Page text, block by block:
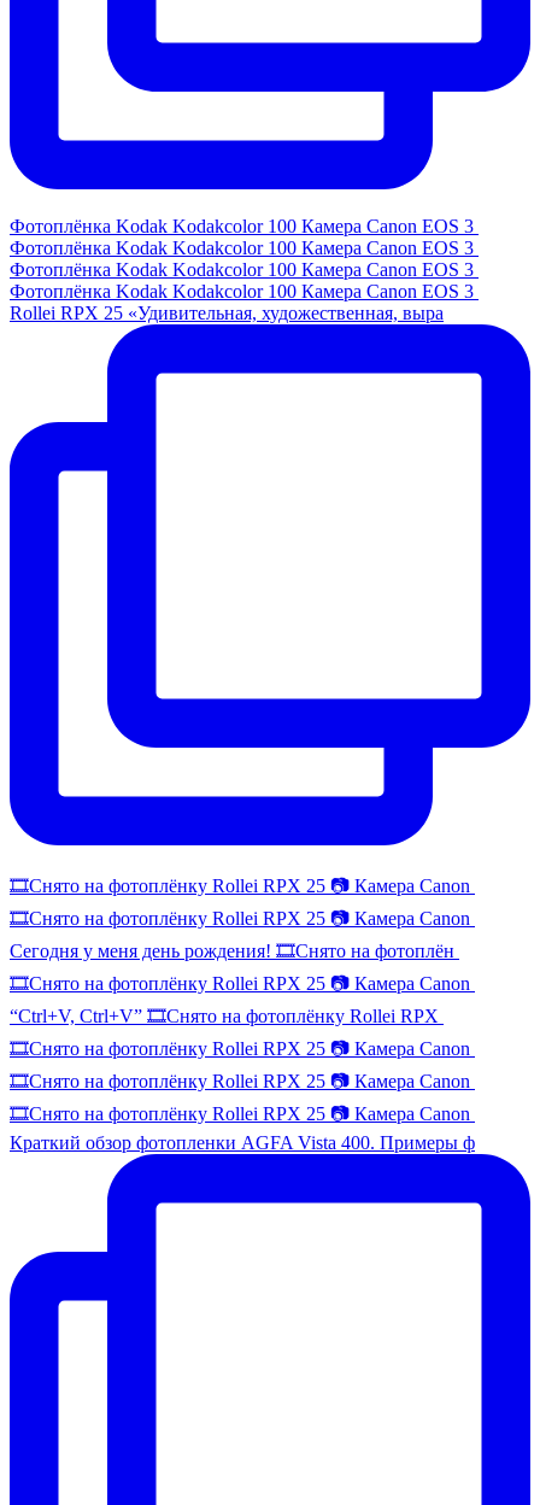
Фотоплёнка Kodak Kodakcolor 100 Камера Canon EOS 3
Фотоплёнка Kodak Kodakcolor 100 Камера Canon EOS 3
Фотоплёнка Kodak Kodakcolor 100 Камера Canon EOS 3
Фотоплёнка Kodak Kodakcolor 100 Камера Canon EOS 3
Rollei RPX 25 «Удивительная, художественная, выра
🎞️Снято на фотоплёнку Rollei RPX 25 📷 Камера Canon
🎞️Снято на фотоплёнку Rollei RPX 25 📷 Камера Canon
Сегодня у меня день рождения! 🎞️Снято на фотоплён
🎞️Снято на фотоплёнку Rollei RPX 25 📷 Камера Canon
“Ctrl+V, Ctrl+V” 🎞️Снято на фотоплёнку Rollei RPX
🎞️Снято на фотоплёнку Rollei RPX 25 📷 Камера Canon
🎞️Снято на фотоплёнку Rollei RPX 25 📷 Камера Canon
🎞️Снято на фотоплёнку Rollei RPX 25 📷 Камера Canon
Краткий обзор фотопленки AGFA Vista 400. Примеры ф